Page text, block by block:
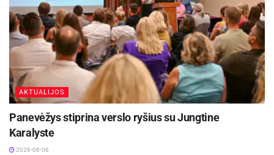
bendradarbiavimo programą, finansuojamą
Europos Sąjungos lėšomis.
Jonavos rajono savivaldybė
AKTUALIJOS
Panevėžys stiprina verslo ryšius su Jungtine
Karalyste
2026-08-06